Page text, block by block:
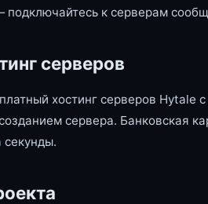
подключайтесь к серверам
серверов
хостинг серверов Hytale
сервера. Банковская
секунды.